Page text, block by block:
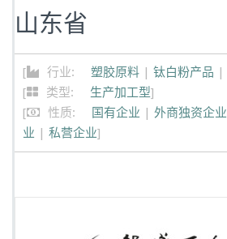
山东省
[ 行业: 塑胶原料 | 钛白粉产品 |
[
类型: 生产加工型]
[
性质: 国有企业 | 外商独资企业
业 | 私营企业]